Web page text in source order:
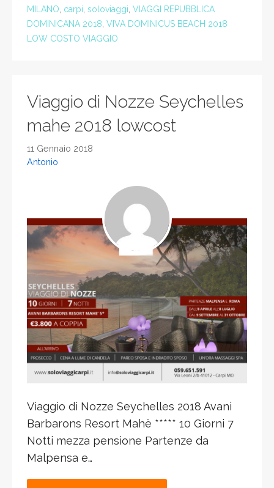
MILANO carpi soloviaggi VIAGGI REPUBBLICA
DOMINICANA 2018 VIVA DOMINICUS BEACH 2018
LOW COSTO VIAGGIO
Viaggio di Nozze Seychelles
mahe 2018 lowcost
11 Gennaio 2018
Antonio
Viaggio di Nozze Seychelles 2018 Avani
Barbarons Resort Mahè ***** 10 Giorni 7
Notti mezza pensione Partenze da
Malpensa e…